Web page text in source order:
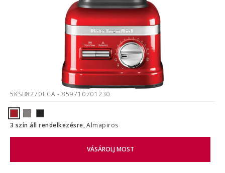
5KSB8270ECA - 859710701230
3 szín áll rendelkezésre,Almapiros
VÁSÁROLJ MOST